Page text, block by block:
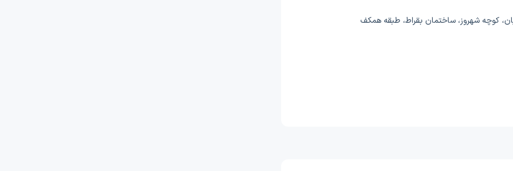
کوچه شهروز، ساختمان بقراط، طبقه همکف